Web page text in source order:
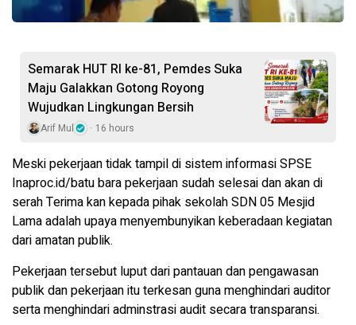
Semarak HUT RI ke-81, Pemdes Suka
Maju Galakkan Gotong Royong
Wujudkan Lingkungan Bersih
Arif Mul 16 hours
Meski pekerjaan tidak tampil di sistem informasi SPSE
Inaproc.id/batu bara pekerjaan sudah selesai dan akan di
serah Terima kan kepada pihak sekolah SDN 05 Mesjid
Lama adalah upaya menyembunyikan keberadaan kegiatan
dari amatan publik.
Pekerjaan tersebut luput dari pantauan dan pengawasan
publik dan pekerjaan itu terkesan guna menghindari auditor
serta menghindari adminstrasi audit secara transparansi.